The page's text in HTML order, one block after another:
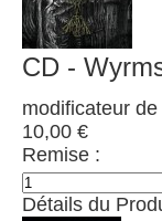
CD -
modificateur
10,00 €
Remise :
Détails du